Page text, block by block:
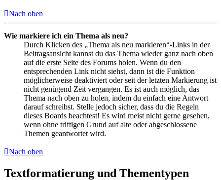
Nach oben
Wie markiere ich ein Thema als neu?
Durch Klicken des „Thema als neu markieren“-Links in der
Beitragsansicht kannst du das Thema wieder ganz nach oben
auf die erste Seite des Forums holen. Wenn du den
entsprechenden Link nicht siehst, dann ist die Funktion
möglicherweise deaktiviert oder seit der letzten Markierung ist
nicht genügend Zeit vergangen. Es ist auch möglich, das
Thema nach oben zu holen, indem du einfach eine Antwort
darauf schreibst. Stelle jedoch sicher, dass du die Regeln
dieses Boards beachtest! Es wird meist nicht gerne gesehen,
wenn ohne triftigen Grund auf alte oder abgeschlossene
Themen geantwortet wird.
Nach oben
Textformatierung und Thementypen